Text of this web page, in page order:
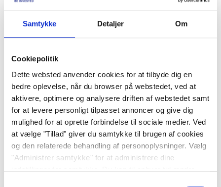
Samtykke Detaljer Om
Cookiepolitik
Dette websted anvender cookies for at tilbyde dig en
bedre oplevelse, når du browser på webstedet, ved at
aktivere, optimere og analysere driften af webstedet samt
for at levere personligt tilpasset annoncer og give dig
mulighed for at oprette forbindelse til sociale medier. Ved
at vælge "Tillad" giver du samtykke til brugen af cookies
og den relaterede behandling af personoplysninger. Vælg
"Administrer samtykke" for at administrere dine
indstillinger for samtykke. Du kan til enhver tid ændre
Ikke kunde endnu?
Læs mere om vores mange produkter,
brugervenlige investeringsplatforme og attraktive
priserher